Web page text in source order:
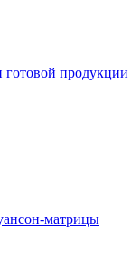
готовой продукции
матрицы